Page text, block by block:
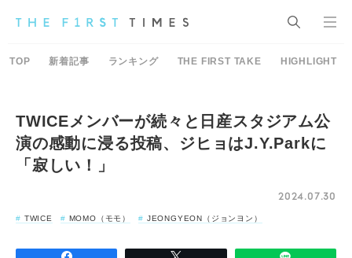
TOP 新着記事 ランキング THE FIRST TAKE HIGHLIGHT
TWICEメンバーが続々と日産スタジアム公
演の感動に浸る投稿、ジヒョはJ.Y.Parkに
「寂しい！」
2024.07.30
TWICE MOMO（モモ） JEONGYEON（ジョンヨン）